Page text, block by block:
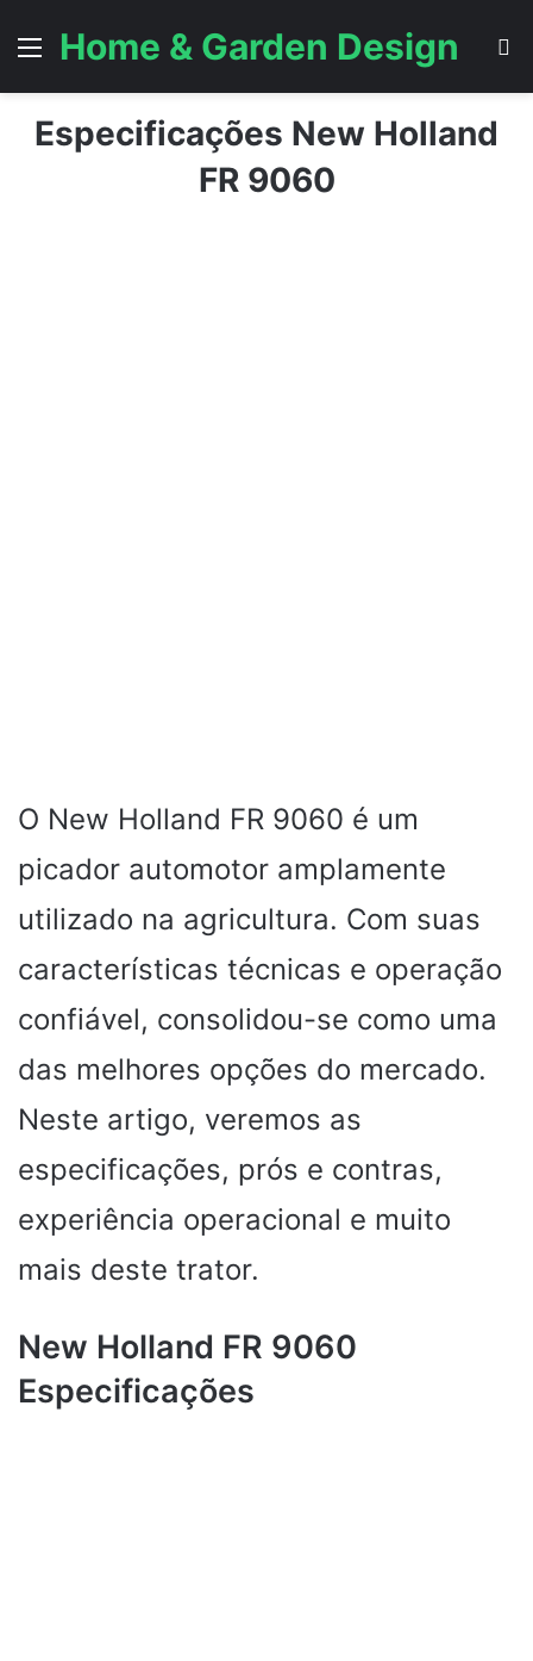
Menu
Home & Garden Design
Especificações New Holland
FR 9060
O New Holland FR 9060 é um
picador automotor amplamente
utilizado na agricultura. Com suas
características técnicas e operação
confiável, consolidou-se como uma
das melhores opções do mercado.
Neste artigo, veremos as
especificações, prós e contras,
experiência operacional e muito
mais deste trator.
New Holland FR 9060
Especificações